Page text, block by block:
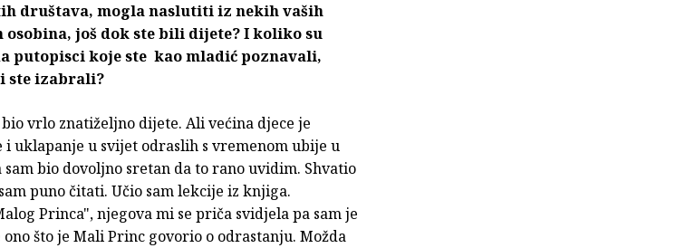
društava, mogla naslutiti iz nekih vaših
još dok ste bili dijete? I koliko su
putopisci koje ste kao mladić poznavali,
ste izabrali?
bio vrlo znatiželjno dijete. Ali većina djece je
i uklapanje u svijet odraslih s vremenom ubije u
bio dovoljno sretan da to rano uvidim. Shvatio
puno čitati. Učio sam lekcije iz knjiga.
Princa", njegova mi se priča svidjela pa sam je
što je Mali Princ govorio o odrastanju. Možda